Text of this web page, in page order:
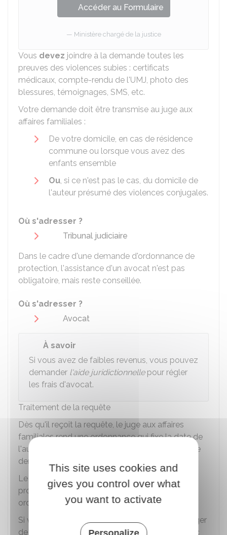
Accéder au Formulaire
Ministère chargé de la justice
Vous devez joindre à la demande toutes les
preuves des violences subies : certificats
médicaux, compte-rendu de l'UMJ, photo des
blessures, témoignages, SMS, etc.
Votre demande doit être transmise au juge aux
affaires familiales :
De votre domicile, en cas de résidence
commune ou lorsque vous avez des
enfants ensemble
Ou, si ce n'est pas le cas, du domicile de
l'auteur présumé des violences conjugales.
Où s'adresser ?
Tribunal judiciaire
Dans le cadre d'une demande d'ordonnance de
protection, l'assistance d'un avocat n'est pas
obligatoire, mais reste conseillée.
Où s'adresser ?
Avocat
À savoir
Si vous avez de faibles revenus, vous pouvez
demander l'aide juridictionnellepour régler
les frais d'avocat.
Traitement de la requête
Dès qu'il reçoit la requête, le juge aux affaires
familiales rend une ordonnance qui fixe la date de
l'audience au cours de laquelle il examinera votre
demande.
Le greffe du
prévient immédiatement le
procureur de la République et vousnotifiecette
ordonnance.
Si vous avez un avocat, c'est lui qui doit se charger
de
cette ordonnance à la personne avec
This site uses cookies and
gives you control over what
you want to activate
Personalize